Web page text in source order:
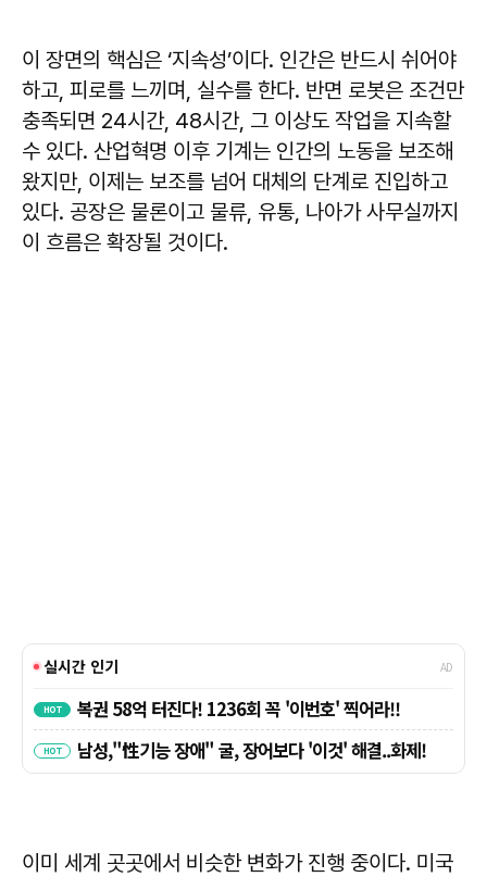
이 장면의 핵심은 ‘지속성’이다. 인간은 반드시 쉬어야
하고, 피로를 느끼며, 실수를 한다. 반면 로봇은 조건만
충족되면 24시간, 48시간, 그 이상도 작업을 지속할
수 있다. 산업혁명 이후 기계는 인간의 노동을 보조해
왔지만, 이제는 보조를 넘어 대체의 단계로 진입하고
있다. 공장은 물론이고 물류, 유통, 나아가 사무실까지
이 흐름은 확장될 것이다.
이미 세계 곳곳에서 비슷한 변화가 진행 중이다. 미국